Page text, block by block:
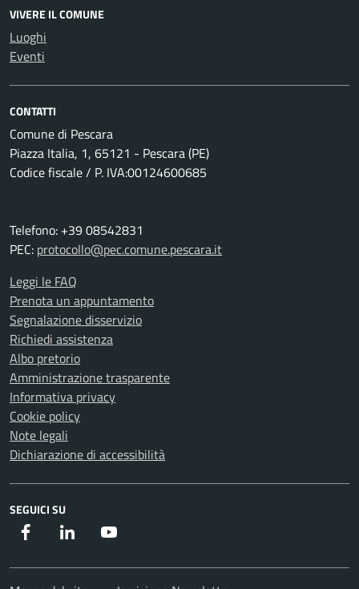
VIVERE IL COMUNE
Luoghi
Eventi
CONTATTI
Comune di Pescara
Piazza Italia, 1, 65121 - Pescara (PE)
Codice fiscale / P. IVA:00124600685
Telefono: +39 08542831
PEC: protocollo@pec.comune.pescara.it
Leggi le FAQ
Prenota un appuntamento
Segnalazione disservizio
Richiedi assistenza
Albo pretorio
Amministrazione trasparente
Informativa privacy
Cookie policy
Note legali
Dichiarazione di accessibilità
SEGUICI SU
Facebook Instagram